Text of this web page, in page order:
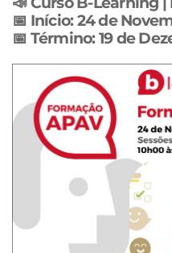
📅 Início:24 de
📅 Término:19 de